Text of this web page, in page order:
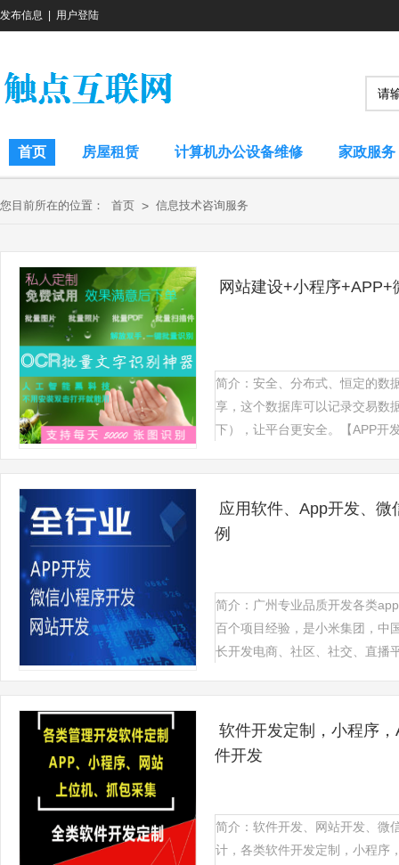
发布信息 用户登陆
首页 房屋租赁 计算机办公设备维修 家政服务
您目前所在的位置： 首页 > 信息技术咨询服务
网站建设+小程序
简介：安全、分布式、恒定的数
享，这个数据库可以记录交易数
下），让平台更安全。【APP开
应用软件、App开发、
例
简介：广州专业品质开发各类
百个项目经验，是小米集团，中
长开发电商、社区、社交、直播
软件开发定制，小程序
件开发
简介：软件开发、网站开发、微
计，各类软件开发定制，小程序